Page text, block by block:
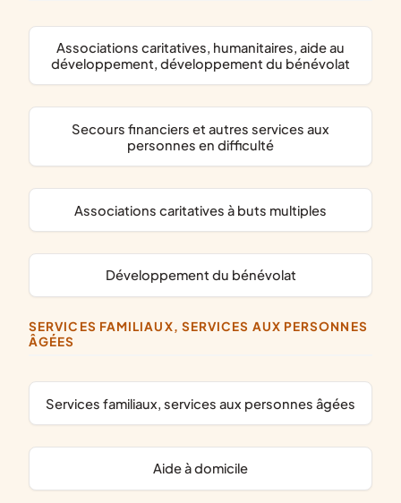
associations caritatives, humanitaires, aide au
développement, développement du bénévolat
secours financiers et autres services aux
personnes en difficulté
associations caritatives à buts multiples
développement du bénévolat
SERVICES FAMILIAUX, SERVICES AUX PERSONNES
ÂGÉES
services familiaux, services aux personnes âgées
aide à domicile